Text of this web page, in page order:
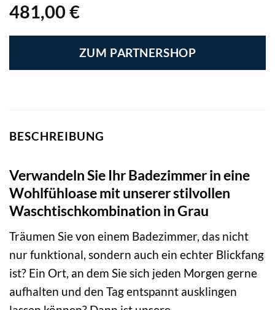
481,00 €
ZUM PARTNERSHOP
BESCHREIBUNG
Verwandeln Sie Ihr Badezimmer in eine
Wohlfühloase mit unserer stilvollen
Waschtischkombination in Grau
Träumen Sie von einem Badezimmer, das nicht
nur funktional, sondern auch ein echter Blickfang
ist? Ein Ort, an dem Sie sich jeden Morgen gerne
aufhalten und den Tag entspannt ausklingen